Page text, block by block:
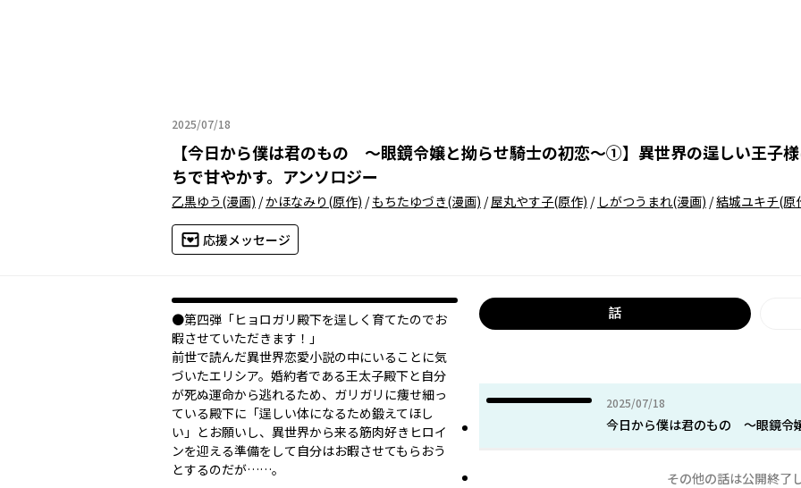
2025/07/18
2025年07月18日
【今日から僕は君のもの 〜眼鏡令嬢と拗らせ騎士の初恋〜①】 異世界の逞しい王子
ちで甘やかす。アンソロジー
乙黒ゆう(漫画) /かほなみり (原作) /もちたゆづき(漫画) /屋丸やす子(原作) / しがつうまれ(漫画) /結城ユキチ(原
応援メッセージ
●第四弾「ヒョロガリ殿下を逞しく育てたのでお
暇させていただきます！」
前世で読んだ異世界恋愛小説の中にいることに気
づいたエリシア。婚約者である王太子殿下と自分
が死ぬ運命から逃れるため、ガリガリに痩せ細っ
ている殿下に「逞しい体になるため鍛えてほし
い」とお願いし、異世界から来る筋肉好きヒロイ
ンを迎える準備をして自分はお暇させてもらおう
とするのだが……。
話
2025/07/18
2025年07月18日
今日から僕は君のもの 〜眼鏡
その他の話は公開終了